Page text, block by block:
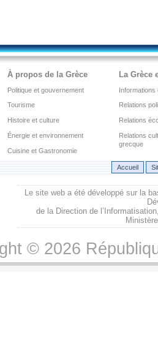
À propos de la Grèce
Politique et gouvernement
Tourisme
Histoire et culture
Énergie et environnement
Cuisine et Gastronomie
La Grèce
Informations
Relations
Relations
Relations
grecque
Accueil
Le site web a été développé sur la
de la Direction de
© 2026